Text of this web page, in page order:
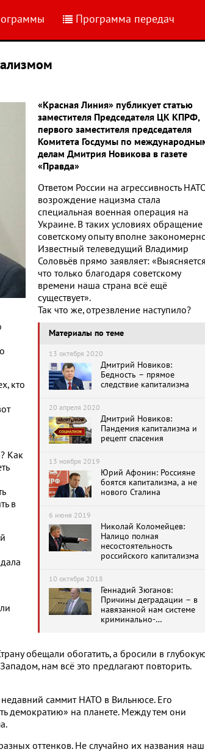
Программа передач
«Красная Линия» публикует статью
заместителя Председателя ЦК КПРФ,
первого заместителя председателя
Комитета Госдумы по
делам Дмитрия Новикова в газете
«Правда»
Материалы по теме
13 октября 2020
Дмитрий Новиков:
Бедность – прямое
следствие капитализма
20 апреля 2020
Дмитрий Новиков:
Пандемия капитализма и
рецепт спасения
13 ноября 2019
Юрий Афонин: Россияне
боятся капитализма, а не
нового Сталина
6 июня 2019
Николай Коломейцев:
Налицо полная
несостоятельность
российского капитализма
10 октября 2018
Геннадий Зюганов:
Причины деградации – в
навязанной нам системе
криминально-
Ответом России на агрессивность
возрождение нацизма стала
специальная военная операция на
Украине. В таких условиях обращение
советскому опыту вполне
Известный телеведущий Владимир
Соловьёв прямо заявляет:
что только благодаря советскому
времени наша страна всё ещё
существует».
Так что же, отрезвление наступило?
кто
Как
в
обещали обогатить, а бросили в
нам всё это предлагают повторить.
саммит НАТО в Вильнюсе. Его
демократию» на планете. Между тем они
оттенков. Не случайно их названия